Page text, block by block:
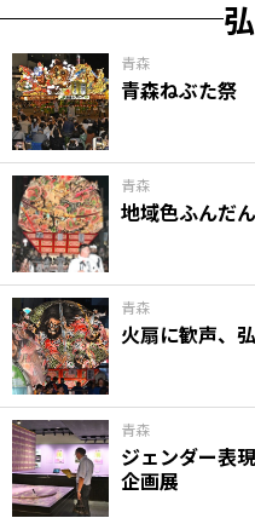
青森
青森ねぶた祭
青森
地域色ふんだ
青森
火扇に歓声、
青森
ジェンダー表
企画展